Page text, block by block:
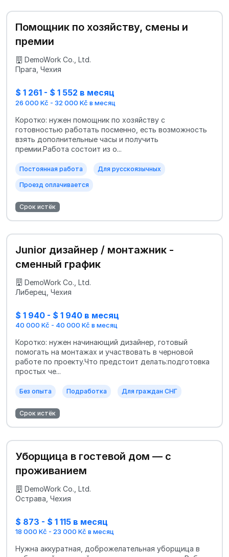
Помощник по хозяйству, смены и
премии
DemoWork Co., Ltd.
Прага, Чехия
$ 1 261 - $ 1 552 в месяц
26 000 Kč - 32 000 Kč в месяц
Коротко: нужен помощник по хозяйству с
готовностью работать посменно, есть возможность
взять дополнительные часы и получить
премии.Работа состоит из о...
Постоянная работа Для русскоязычных
Проезд оплачивается
Срок истёк
Junior дизайнер / монтажник -
сменный график
DemoWork Co., Ltd.
Либерец, Чехия
$ 1 940 - $ 1 940 в месяц
40 000 Kč - 40 000 Kč в месяц
Коротко: нужен начинающий дизайнер, готовый
помогать на монтажах и участвовать в черновой
работе по проекту.Что предстоит делать:подготовка
простых че...
Без опыта Подработка Для граждан СНГ
Срок истёк
Уборщица в гостевой дом — с
проживанием
DemoWork Co., Ltd.
Острава, Чехия
$ 873 - $ 1 115 в месяц
18 000 Kč - 23 000 Kč в месяц
Нужна аккуратная, доброжелательная уборщица в